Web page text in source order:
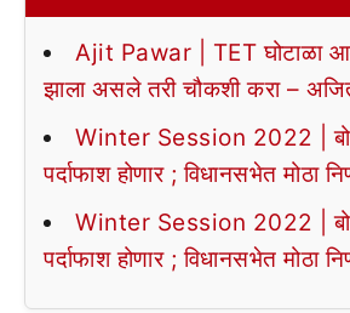
Ajit Pawar | TET घोटाळा
झाला असले तरी चौकशी करा –
Winter Session 2022 |
पर्दाफाश होणार ; विधानसभेत मोठा
Winter Session 2022 |
पर्दाफाश होणार ; विधानसभेत मोठा